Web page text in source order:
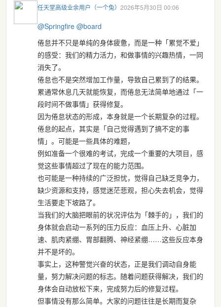
任天堂高级业余用户（一个兔） 2026年5月30日 00:06
@Springfire @board
倦怠并不只是单纯的身体疲惫，而是一种「累觉不爱」
的感受：我们的精力活力，和做事情的兴趣热情，一同
消失了。
倦怠也不是突然增加工作量，导致自己累到了的结果。
累通常休息几天就能恢复，而倦怠无法简单地通过「一
段时间不做事情」获得修复。
因为倦怠状态的形成，本身就是一个长期复杂的过程。
倦怠的起点，其实是「自己觉得遇到了搞不定的事
情」。可能是一些具体的难题，
例如准备一个很难的考试，完成一个重要的大项目，感
觉这些事情超过了现在的能力范围。
也可能是一种持续的广泛担忧，觉得自己缺乏竞争力，
缺少资源和支持，感觉迷茫悲观，担心失去机会，觉得
生活要走下坡路了。
当我们的大脑把眼前的状况评估为「棘手的」，我们的
身体就会启动一系列的压力反应：血压上升、心脏加
速、肌肉紧绷、胃部翻腾、神经紧绷……这些反应本身
并不是坏的。
事实上，这种警觉兴奋的状态，正是我们调动自身能
量，努力解决问题的标志。随着问题获得解决，我们的
身体会自动放松下来，完成努力后的修复过程。
但事情没有那么简单。大家的问题往往是长期而复杂